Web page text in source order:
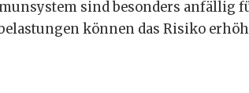
sind besonders anfällig
können das Risiko